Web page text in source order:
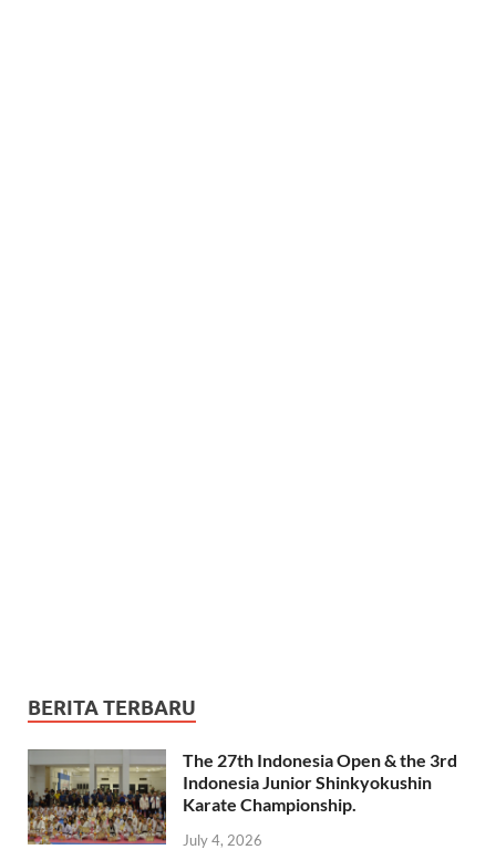
BERITA TERBARU
The 27th Indonesia Open & the 3rd
Indonesia Junior Shinkyokushin
Karate Championship.
July 4, 2026